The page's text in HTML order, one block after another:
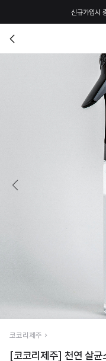
신규가입시
코코리제주
[코코리제주] 천연 살균